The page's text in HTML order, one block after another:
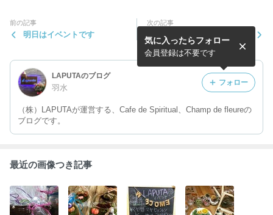
前の記事
明日はイベントです
次の記事
LAPUTAからのお知らせ
LAPUTAのブログ
羽水
（株）LAPUTAが運営する、Cafe de Spiritual、Champ de fleureの
ブログです。
気に入ったらフォロー
会員登録は不要です
フォロー
最近の画像つき記事